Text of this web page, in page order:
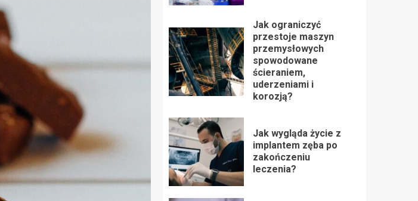
Jak ograniczyć
przestoje maszyn
przemysłowych
spowodowane
ścieraniem,
uderzeniami i
korozją?
Jak wygląda życie z
implantem zęba po
zakończeniu
leczenia?